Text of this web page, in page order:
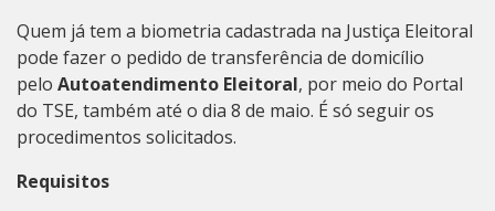
Quem já tem a biometria cadastrada na Justiça Eleitoral
pode fazer o pedido de transferência de domicílio
pelo Autoatendimento Eleitoral, por meio do Portal
do TSE, também até o dia 8 de maio. É só seguir os
procedimentos solicitados.
Requisitos